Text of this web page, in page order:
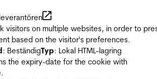
visitors on multiple websites, in order to
based on the visitor's preferences.
: BeständigTyp: Lokal HTML-lagring
the expiry-date for the cookie with